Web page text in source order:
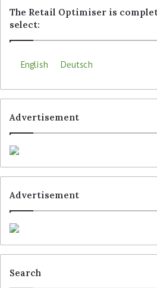
inklusive MS Teams.
SAP
Schwarz Group
The Retail Optimiser is
select:
English Deutsch
Advertisement
Advertisement
Search